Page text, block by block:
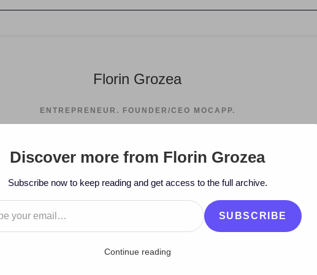
Florin Grozea
ENTREPRENEUR. FOUNDER/CEO MOCAPP.
Discover more from Florin Grozea
Subscribe now to keep reading and get access to the full archive.
SUBSCRIBE
Continue reading